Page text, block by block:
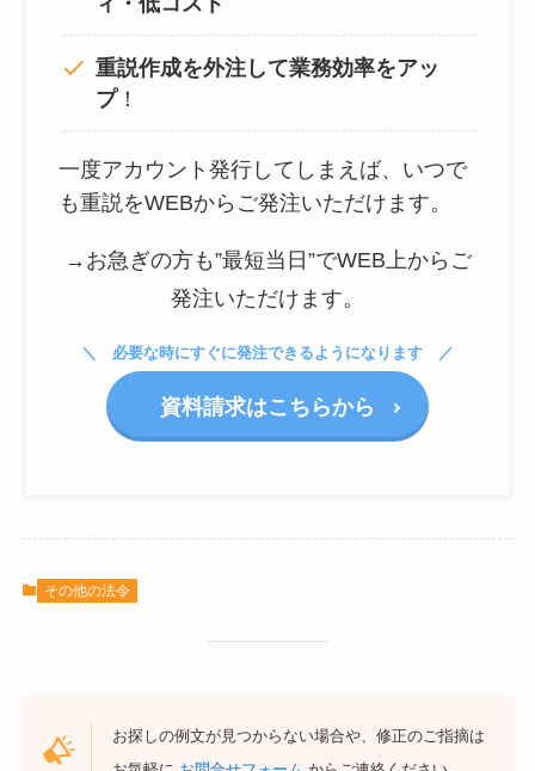
重説作成を外注して業務効率をアッ
プ！
一度アカウント発行してしまえば、いつで
も重説をWEBからご発注いただけます。
→お急ぎの方も”最短当日”でWEB上からご
発注いただけます。
必要な時にすぐに発注できるようになります
資料請求はこちらから
その他の法令
お探しの例文が見つからない場合や、修正のご指摘は